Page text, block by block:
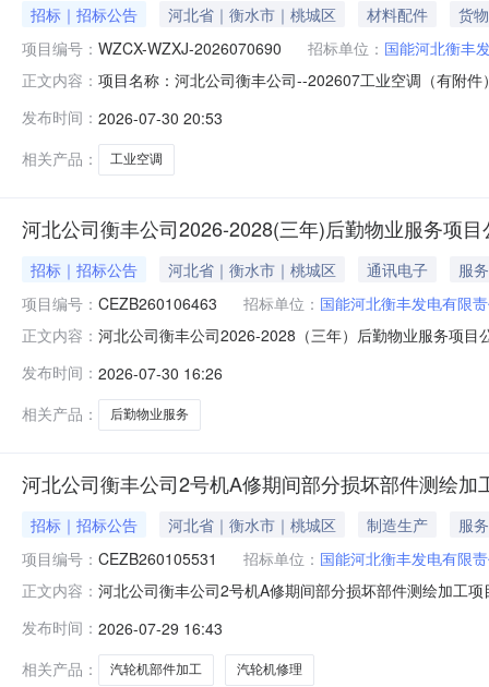
招标｜招标公告 河北省｜衡水市｜桃城区 材料配件
货物
项目编号： WZCX-WZXJ-2026070690 招标单位： 国能河北衡丰
正文内容： 项目名称：河北公司衡丰公司--202607工业空调（有附
配件-执行机构;通用设备及配件-其他通用设备配件;电气
发布时间： 2026-07-30 20:53
相关产品：
工业空调
河北公司衡丰公司2026-2028(三年)后勤物业服务项
招标｜招标公告 河北省｜衡水市｜桃城区 通讯电子
服务
项目编号： CEZB260106463 招标单位： 国能河北衡丰发电有限
正文内容： 河北公司衡丰公司2026-2028（三年）后勤物业服务项
国家能源集团国际工程咨询有限公司。本项目已具备招
目概况：
发布时间： 2026-07-30 16:26
相关产品：
后勤物业服务
河北公司衡丰公司2号机A修期间部分损坏部件测绘
招标｜招标公告 河北省｜衡水市｜桃城区 制造生产
服务
项目编号： CEZB260105531 招标单位： 国能河北衡丰发电有限
正文内容： 河北公司衡丰公司2号机A修期间部分损坏部件测绘加工
招标代理机构为国家能源集团国际工程咨询有限公司。
划分：2.1.1项目概况
发布时间： 2026-07-29 16:43
相关产品：
汽轮机部件加工 汽轮机修理